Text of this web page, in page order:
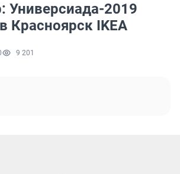
Универсиада-2019
Красноярск IKEA
9 201